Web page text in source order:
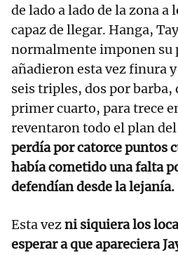
de lado a lado de la zona a
capaz de llegar. Hanga,
normalmente imponen su
añadieron esta vez finura
seis triples, dos por barba,
primer cuarto, para trece
reventaron todo el plan del
perdía por catorce puntos
había cometido una falta
defendían desde la lejanía.
Esta vezni siquiera los
esperar a que apareciera